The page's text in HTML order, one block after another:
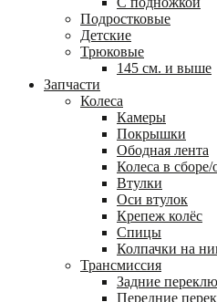
Подростковые
Детские
Трюковые
145 см. и выше
Запчасти
Колеса
Камеры
Покрышки
Ободная лента
Колеса в сборе/
Втулки
Оси втулок
Крепеж колёс
Спицы
Колпачки на
Трансмиссия
Задние
Передние